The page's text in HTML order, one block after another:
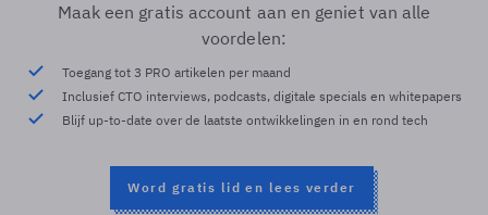
Maak een gratis account aan en geniet van alle
voordelen:
Toegang tot 3 PRO artikelen per maand
Inclusief CTO interviews, podcasts, digitale specials en whitepapers
Blijf up-to-date over de laatste ontwikkelingen in en rond tech
Word gratis lid en lees verder